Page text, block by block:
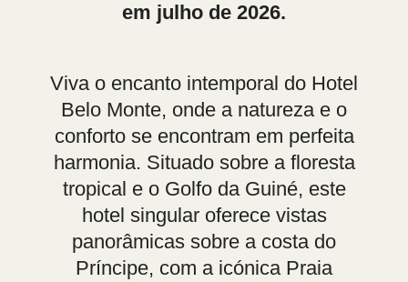
em julho de 2026.
Viva o encanto intemporal do Hotel
Belo Monte, onde a natureza e o
conforto se encontram em perfeita
harmonia. Situado sobre a floresta
tropical e o Golfo da Guiné, este
hotel singular oferece vistas
panorâmicas sobre a costa do
Príncipe, com a icónica Praia